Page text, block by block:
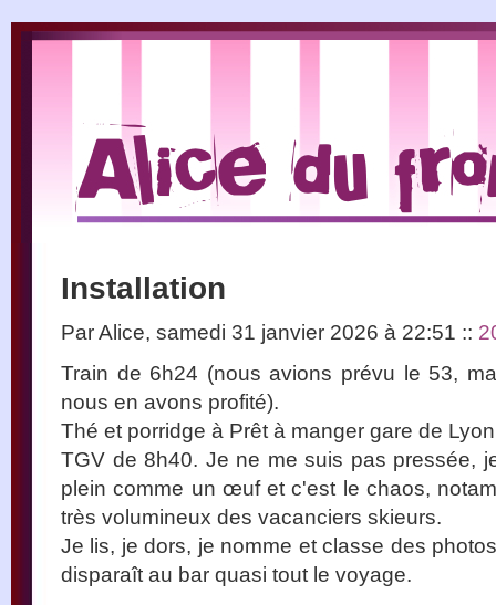
Installation
Par Alice, samedi 31 janvier 2026 à 22:51 ::
Train de 6h24 (nous avions prévu le 53,
nous en avons profité).
Thé et porridge à Prêt à manger gare de
TGV de 8h40. Je ne me suis pas pressée,
plein comme un œuf et c'est le chaos,
très volumineux des vacanciers skieurs.
Je lis, je dors, je nomme et classe des
disparaît au bar quasi tout le voyage.